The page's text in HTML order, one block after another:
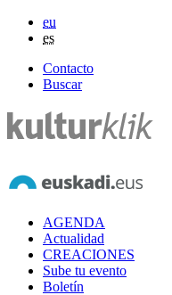
eu
es
Contacto
Buscar
AGENDA
Actualidad
CREACIONES
Sube tu evento
Boletín